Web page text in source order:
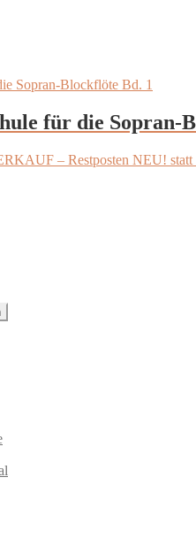
für die Sopran-
– Restposten NEU! statt